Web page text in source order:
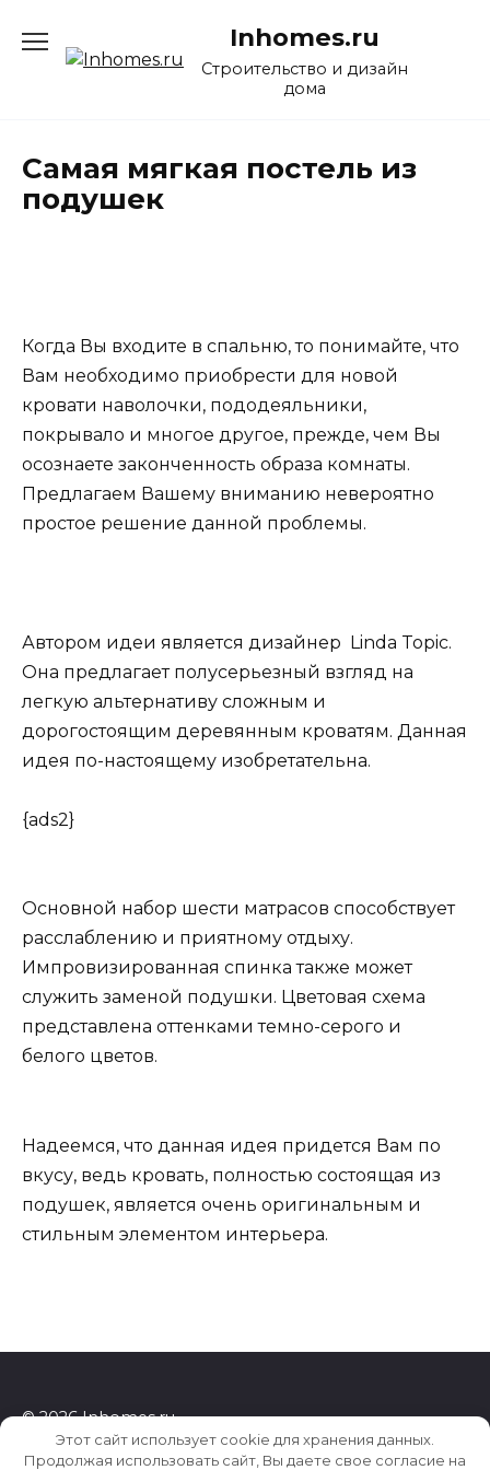
содержанию
Inhomes.ru
Строительство и дизайн
дома
Самая мягкая постель из
подушек
Когда Вы входите в спальню, то понимайте, что
Вам необходимо приобрести для новой
кровати наволочки, пододеяльники,
покрывало и многое другое, прежде, чем Вы
осознаете законченность образа комнаты.
Предлагаем Вашему вниманию невероятно
простое решение данной проблемы.
Автором идеи является дизайнер Linda Topic.
Она предлагает полусерьезный взгляд на
легкую альтернативу сложным и
дорогостоящим деревянным кроватям. Данная
идея по-настоящему изобретательна.
{ads2}
Основной набор шести матрасов способствует
расслаблению и приятному отдыху.
Импровизированная спинка также может
служить заменой подушки. Цветовая схема
представлена оттенками темно-серого и
белого цветов.
Надеемся, что данная идея придется Вам по
вкусу, ведь кровать, полностью состоящая из
подушек, является очень оригинальным и
стильным элементом интерьера.
© 2026 Inhomes.ru
Этот сайт использует cookie для хранения данных.
Продолжая использовать сайт, Вы даете свое согласие на